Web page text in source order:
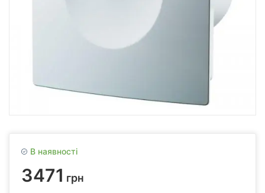
В наявності
3471 грн